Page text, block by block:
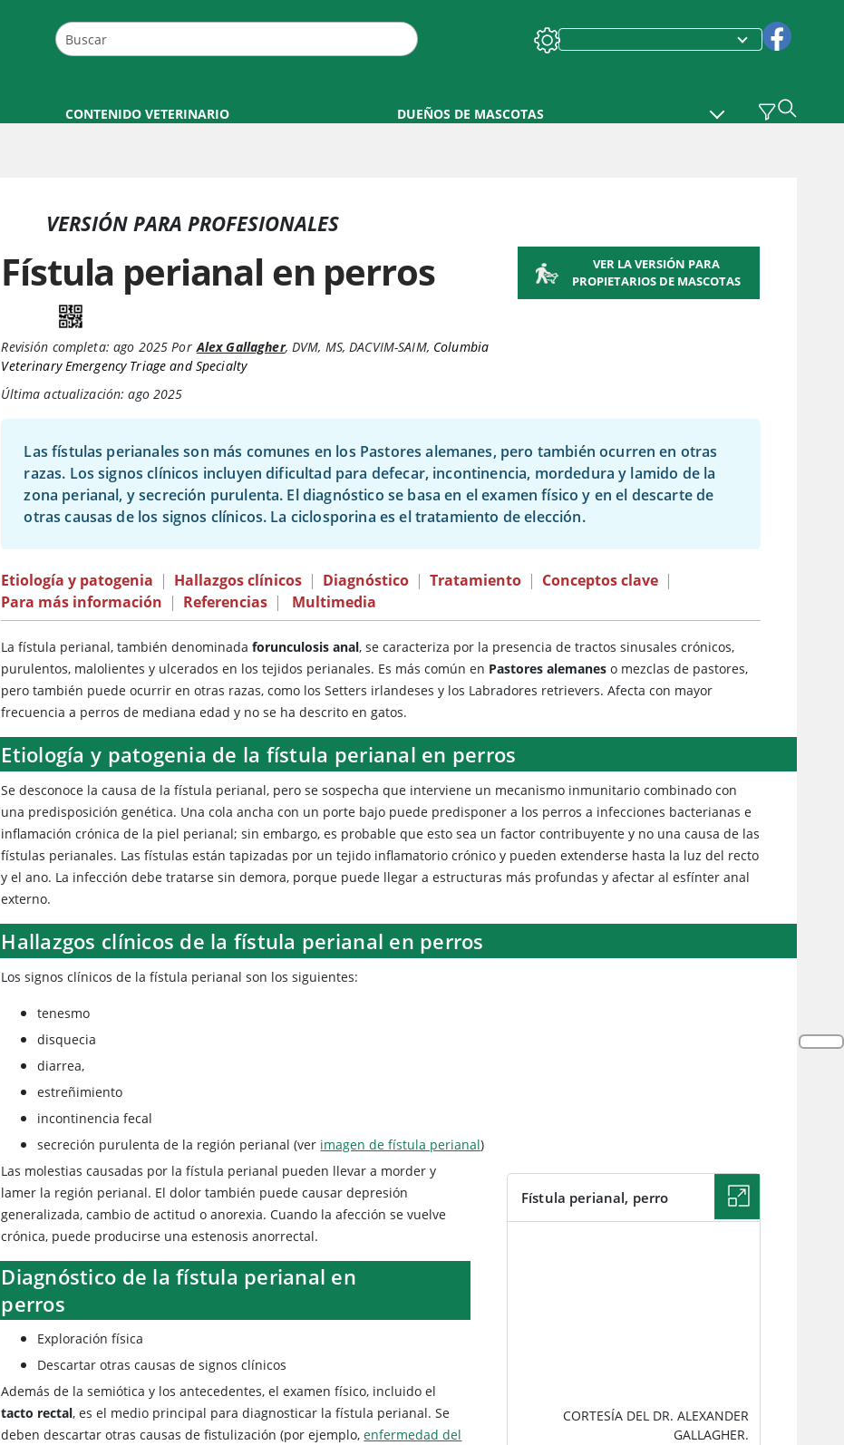
CONTENIDO VETERINARIO DUEÑOS DE MASCOTAS
VERSIÓN PARA PROFESIONALES
Fístula perianal en perros
Revisión completa: ago 2025 Por Alex Gallagher, DVM, MS, DACVIM-SAIM, Columbia
Veterinary Emergency Triage and Specialty
Última actualización: ago 2025
VER LA VERSIÓN PARA
PROPIETARIOS DE MASCOTAS
Las fístulas perianales son más comunes en los Pastores alemanes, pero también ocurren en otras
razas. Los signos clínicos incluyen dificultad para defecar, incontinencia, mordedura y lamido de la
zona perianal, y secreción purulenta. El diagnóstico se basa en el examen físico y en el descarte de
otras causas de los signos clínicos. La ciclosporina es el tratamiento de elección.
Etiología y patogenia | Hallazgos clínicos | Diagnóstico | Tratamiento | Conceptos clave |
Para más información | Referencias | Multimedia
La fístula perianal, también denominadaforunculosis anal, se caracteriza por la presencia de tractos sinusales crónicos,
purulentos, malolientes y ulcerados en los tejidos perianales. Es más común en Pastores alemanes o mezclas de pastores,
pero también puede ocurrir en otras razas, como los Setters irlandeses y los Labradores retrievers. Afecta con mayor
frecuencia a perros de mediana edad y no se ha descrito en gatos.
Etiología y patogenia de la fístula perianal en perros
Se desconoce la causa de la fístula perianal, pero se sospecha que interviene un mecanismo inmunitario combinado con
una predisposición genética. Una cola ancha con un porte bajo puede predisponer a los perros a infecciones bacterianas e
inflamación crónica de la piel perianal; sin embargo, es probable que esto sea un factor contribuyente y no una causa de las
fístulas perianales. Las fístulas están tapizadas por un tejido inflamatorio crónico y pueden extenderse hasta la luz del recto
y el ano. La infección debe tratarse sin demora, porque puede llegar a estructuras más profundas y afectar al esfínter anal
externo.
Hallazgos clínicos de la fístula perianal en perros
Los signos clínicos de la fístula perianal son los siguientes:
tenesmo
disquecia
diarrea,
estreñimiento
incontinencia fecal
secreción purulenta de la región perianal (ver imagen de fístula perianal)
Fístula perianal, perro
CORTESÍA DEL DR. ALEXANDER
GALLAGHER.
Las molestias causadas por la fístula perianal pueden llevar a morder y
lamer la región perianal. El dolor también puede causar depresión
generalizada, cambio de actitud o anorexia. Cuando la afección se vuelve
crónica, puede producirse una estenosis anorrectal.
Diagnóstico de la fístula perianal en
perros
Exploración física
Descartar otras causas de signos clínicos
Además de la semiótica y los antecedentes, el examen físico, incluido el
tacto rectal, es el medio principal para diagnosticar la fístula perianal. Se
deben descartar otras causas de fistulización (por ejemplo,enfermedad del